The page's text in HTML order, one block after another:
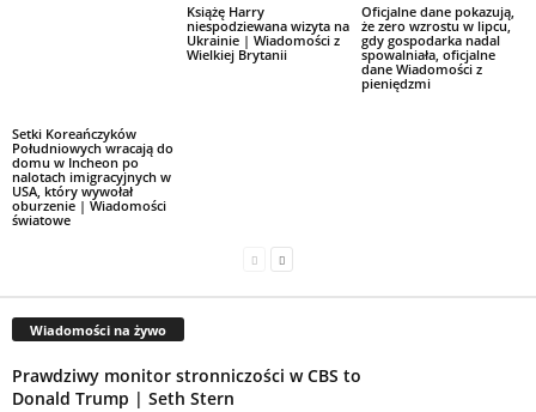
Setki Koreańczyków
Południowych wracają do
domu w Incheon po
nalotach imigracyjnych w
USA, który wywołał
oburzenie | Wiadomości
światowe
Książę Harry
niespodziewana wizyta na
Ukrainie | Wiadomości z
Wielkiej Brytanii
Oficjalne dane pokazują,
że zero wzrostu w lipcu,
gdy gospodarka nadal
spowalniała, oficjalne
dane Wiadomości z
pieniędzmi
Wiadomości na żywo
Prawdziwy monitor stronniczości w CBS to
Donald Trump | Seth Stern